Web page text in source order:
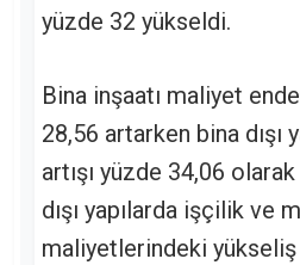
yüzde 32 yükseldi.
Bina inşaatı maliyet
28,56 artarken bina dışı
artışı yüzde 34,06
dışı yapılarda işçilik ve
maliyetlerindeki